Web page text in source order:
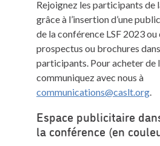
Rejoignez les participants de
grâce à l’insertion d’une
de la conférence LSF 2023 ou
prospectus ou brochures
participants. Pour acheter de
communiquez avec nous à
communications@caslt.org.
Espace publicitaire
la conférence (en